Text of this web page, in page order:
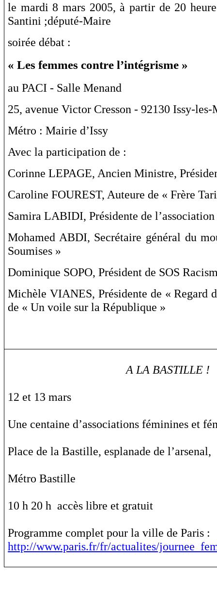
le mardi 8 mars 2005, à partir de 20
Santini ;député-Maire
soirée débat :
« Les femmes contre l’intégrisme »
au PACI - Salle Menand
25, avenue Victor Cresson - 92130 Issy-
Métro : Mairie d’Issy
Avec la participation de :
Corinne LEPAGE, Ancien Ministre,
Caroline FOUREST, Auteure de « Frère
Samira LABIDI, Présidente de
Mohamed ABDI, Secrétaire général du
Soumises »
Dominique SOPO, Président de SOS
Michèle VIANES, Présidente de « Regard
de « Un voile sur la République »
A LA BASTILLE !
12 et 13 mars
Une centaine d’associations féminines et
Place de la Bastille, esplanade de l’arsenal,
Métro Bastille
10 h 20 h accès libre et gratuit
Programme complet pour la ville de Paris :
http://www.paris.fr/fr/actualites/